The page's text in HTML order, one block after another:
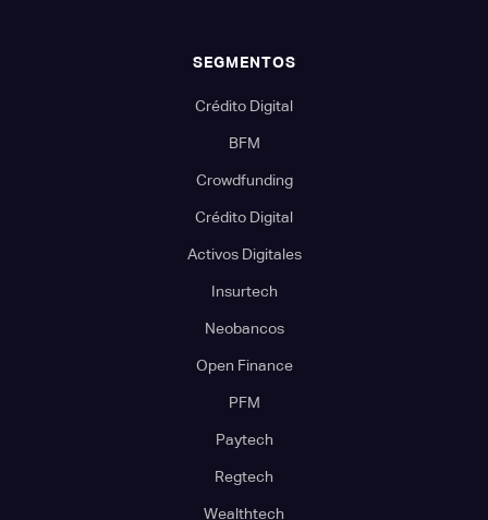
SEGMENTOS
Crédito Digital
BFM
Crowdfunding
Crédito Digital
Activos Digitales
Insurtech
Neobancos
Open Finance
PFM
Paytech
Regtech
Wealthtech